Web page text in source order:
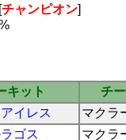
チャンピオン]
キット
チ
イレス
マクラ
ゴス
マクラ